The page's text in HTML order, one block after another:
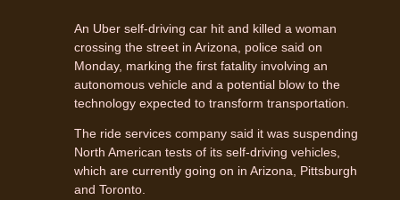
An Uber self-driving car hit and killed a woman
crossing the street in Arizona, police said on
Monday, marking the first fatality involving an
autonomous vehicle and a potential blow to the
technology expected to transform transportation.
The ride services company said it was suspending
North American tests of its self-driving vehicles,
which are currently going on in Arizona, Pittsburgh
and Toronto.